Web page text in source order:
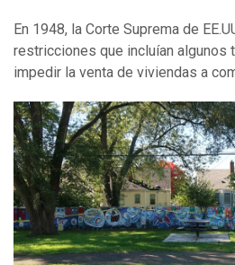
En 1948, la Corte Suprema de
restricciones que incluían algunos
impedir la venta de viviendas a